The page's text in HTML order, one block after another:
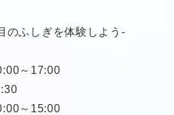
のふしぎを体験しよう-
～17:00
～15:00